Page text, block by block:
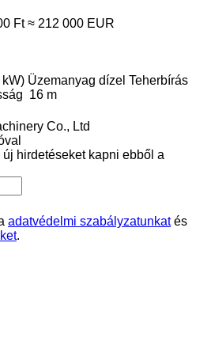
Ft ≈ 212 000 EUR
Üzemanyag dízel Teherbírás
16 m
Co., Ltd
új hirdetéseket kapni ebből a
adatvédelmi szabályzatunkatés
.